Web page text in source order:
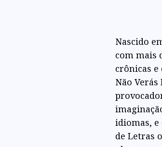
Nascido
com mais
crônicas
Não
idiomas, e
de Letras